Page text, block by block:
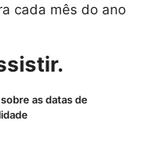
cada mês do ano
as datas de